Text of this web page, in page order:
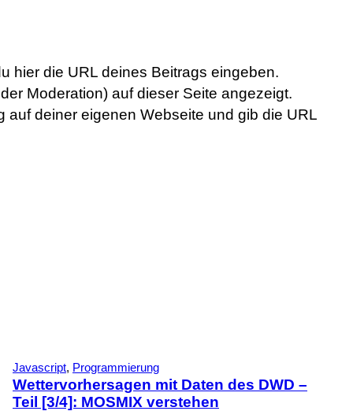
hier die URL deines Beitrags eingeben.
Moderation) auf dieser Seite angezeigt.
deiner eigenen Webseite und gib die URL
Javascript, Programmierung
Wettervorhersagen mit Daten des DWD –
Teil [3/4]: MOSMIX verstehen